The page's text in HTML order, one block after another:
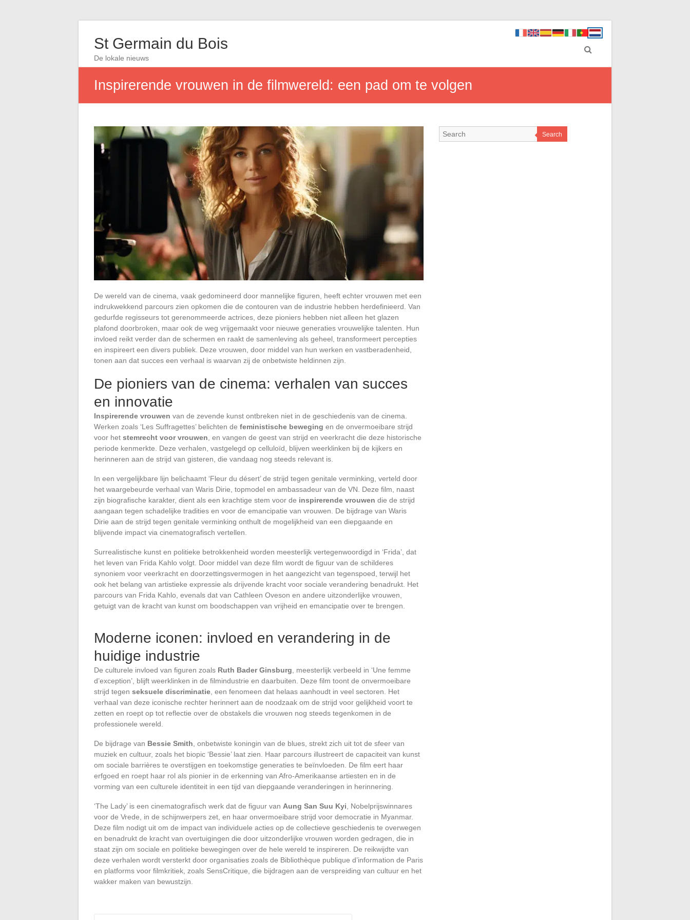
St Germain du Bois
De lokale nieuws
Inspirerende vrouwen in de filmwereld: een pad om te volgen
De wereld van de cinema, vaak gedomineerd door mannelijke figuren, heeft echter vrouwen met een
indrukwekkend parcours zien opkomen die de contouren van de industrie hebben herdefinieerd. Van
gedurfde regisseurs tot gerenommeerde actrices, deze pioniers hebben niet alleen het glazen
plafond doorbroken, maar ook de weg vrijgemaakt voor nieuwe generaties vrouwelijke talenten. Hun
invloed reikt verder dan de schermen en raakt de samenleving als geheel, transformeert percepties
en inspireert een divers publiek. Deze vrouwen, door middel van hun werken en vastberadenheid,
tonen aan dat succes een verhaal is waarvan zij de onbetwiste heldinnen zijn.
De pioniers van de cinema: verhalen van succes
en innovatie
Inspirerende vrouwen van de zevende kunst ontbreken niet in de geschiedenis van de cinema.
Werken zoals ‘Les Suffragettes’ belichten de feministische beweging en de onvermoeibare strijd
voor het stemrecht voor vrouwen , en vangen de geest van strijd en veerkracht die deze historische
periode kenmerkte. Deze verhalen, vastgelegd op celluloïd, blijven weerklinken bij de kijkers en
herinneren aan de strijd van gisteren, die vandaag nog steeds relevant is.
In een vergelijkbare lijn belichaamt ‘Fleur du désert’ de strijd tegen genitale verminking, verteld door
het waargebeurde verhaal van Waris Dirie, topmodel en ambassadeur van de VN. Deze film, naast
zijn biografische karakter, dient als een krachtige stem voor de inspirerende vrouwen die de strijd
aangaan tegen schadelijke tradities en voor de emancipatie van vrouwen. De bijdrage van Waris
Dirie aan de strijd tegen genitale verminking onthult de mogelijkheid van een diepgaande en
blijvende impact via cinematografisch vertellen.
Surrealistische kunst en politieke betrokkenheid worden meesterlijk vertegenwoordigd in ‘Frida’, dat
het leven van Frida Kahlo volgt. Door middel van deze film wordt de figuur van de schilderes
synoniem voor veerkracht en doorzettingsvermogen in het aangezicht van tegenspoed, terwijl het
ook het belang van artistieke expressie als drijvende kracht voor sociale verandering benadrukt. Het
parcours van Frida Kahlo, evenals dat van Cathleen Oveson en andere uitzonderlijke vrouwen,
getuigt van de kracht van kunst om boodschappen van vrijheid en emancipatie over te brengen.
Moderne iconen: invloed en verandering in de
huidige industrie
De culturele invloed van figuren zoals Ruth Bader Ginsburg , meesterlijk verbeeld in ‘Une femme
d’exception’, blijft weerklinken in de filmindustrie en daarbuiten. Deze film toont de onvermoeibare
strijd tegen seksuele discriminatie , een fenomeen dat helaas aanhoudt in veel sectoren. Het
verhaal van deze iconische rechter herinnert aan de noodzaak om de strijd voor gelijkheid voort te
zetten en roept op tot reflectie over de obstakels die vrouwen nog steeds tegenkomen in de
professionele wereld.
De bijdrage van Bessie Smith , onbetwiste koningin van de blues, strekt zich uit tot de sfeer van
muziek en cultuur, zoals het biopic ‘Bessie’ laat zien. Haar parcours illustreert de capaciteit van kunst
om sociale barrières te overstijgen en toekomstige generaties te beïnvloeden. De film eert haar
erfgoed en roept haar rol als pionier in de erkenning van Afro-Amerikaanse artiesten en in de
vorming van een culturele identiteit in een tijd van diepgaande veranderingen in herinnering.
‘The Lady’ is een cinematografisch werk dat de figuur van Aung San Suu Kyi , Nobelprijswinnares
voor de Vrede, in de schijnwerpers zet, en haar onvermoeibare strijd voor democratie in Myanmar.
Deze film nodigt uit om de impact van individuele acties op de collectieve geschiedenis te overwegen
en benadrukt de kracht van overtuigingen die door uitzonderlijke vrouwen worden gedragen, die in
staat zijn om sociale en politieke bewegingen over de hele wereld te inspireren. De reikwijdte van
deze verhalen wordt versterkt door organisaties zoals de Bibliothèque publique d’information de Paris
en platforms voor filmkritiek, zoals SensCritique, die bijdragen aan de verspreiding van cultuur en het
wakker maken van bewustzijn.
Search